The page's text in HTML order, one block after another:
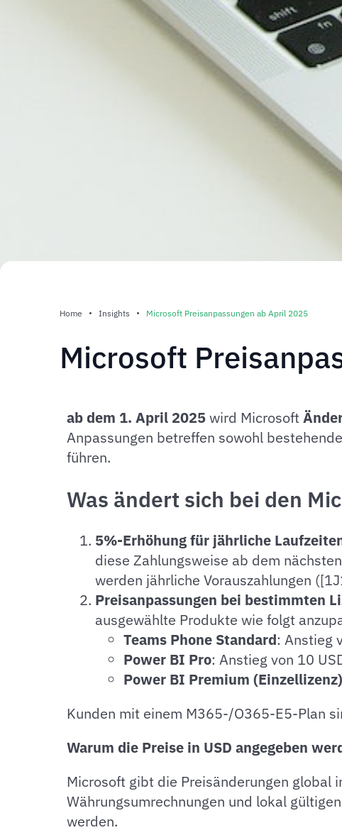
Home Insights Microsoft Preisanpassungen ab April 2025
Microsoft
ab dem 1. April 2025wird Microsoft
Anpassungen betreffen sowohl
führen.
Was ändert sich bei den
5%-Erhöhung für jährliche
diese Zahlungsweise ab dem
werden jährliche Vorauszahlungen
Preisanpassungen bei bestimmten
ausgewählte Produkte wie folgt
Teams Phone Standard: Anstieg
Power BI Pro: Anstieg von 10
Power BI Premium (Einzellizenz)
Kunden mit einem M365-/O365-E5-Plan
Warum die Preise in USD angegeben
Microsoft gibt die Preisänderungen global
Währungsumrechnungen und lokal
werden.